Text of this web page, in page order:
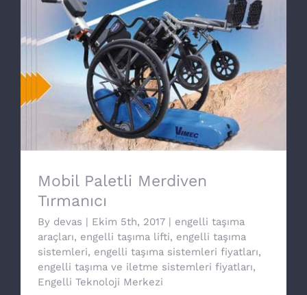
Mobil Paletli Merdiven Tırmanıcı
Mobil Paletli Merdiven
Tırmanıcı
By devas | Ekim 5th, 2017 | engelli taşıma
araçları, engelli taşıma lifti, engelli taşıma
sistemleri, engelli taşıma sistemleri fiyatları,
engelli taşıma ve iletme sistemleri fiyatları,
Engelli Teknoloji Merkezi